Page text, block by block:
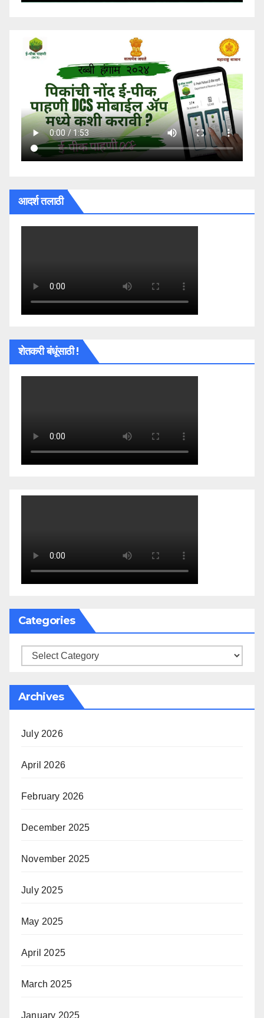
आदर्श तलाठी
शेतकरी बंधूंसाठी !
Categories
Categories
Archives
July 2026
April 2026
February 2026
December 2025
November 2025
July 2025
May 2025
April 2025
March 2025
January 2025